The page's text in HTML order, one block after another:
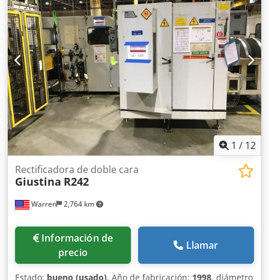
1 / 12
Warren 2,764 km
Rectificadora de doble cara
Giustina R242
Información de
precio
Llamar
Estado: bueno (usado), Año de fabricación: 1998, diámetro